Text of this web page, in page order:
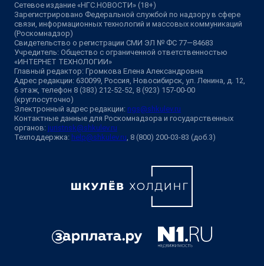
Сетевое издание «НГС.НОВОСТИ» (18+)
Зарегистрировано Федеральной службой по надзору в сфере
связи, информационных технологий и массовых коммуникаций
(Роскомнадзор)
Свидетельство о регистрации СМИ ЭЛ № ФС 77—84683
Учредитель: Общество с ограниченной ответственностью
«ИНТЕРНЕТ ТЕХНОЛОГИИ»
Главный редактор: Громкова Елена Александровна
Адрес редакции: 630099, Россия, Новосибирск, ул. Ленина, д. 12,
6 этаж, телефон 8 (383) 212-52-52, 8 (923) 157-00-00
(круглосуточно)
Электронный адрес редакции: ngs@shkulev.ru
Контактные данные для Роскомнадзора и государственных
органов: juristnsk@shkulev.ru
Техподдержка: help@shkulev.ru, 8 (800) 200-03-83 (доб.3)